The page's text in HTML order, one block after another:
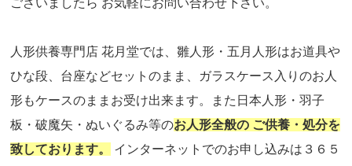
ございましたら お気軽にお問い合わせ下さい。
人形供養専門店 花月堂では、雛人形・五月人形はお道具や
ひな段、台座などセットのまま、ガラスケース入りのお人
形もケースのままお受け出来ます。また日本人形・羽子
板・破魔矢・ぬいぐるみ等のお人形全般の ご供養・処分を
致しております。
インターネットでのお申し込みは３６５